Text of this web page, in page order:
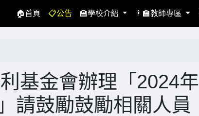
🏠首頁(current)
📋公告 🏫學校介紹 👨‍🏫教師專區
基金會辦理「2024年
請鼓勵鼓勵相關人員